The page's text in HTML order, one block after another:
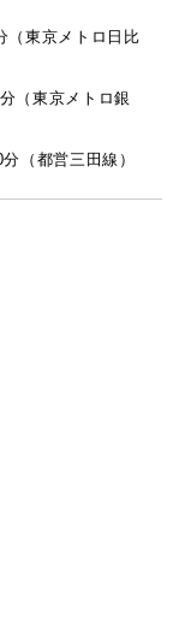
（東京メトロ日比
（東京メトロ銀
（都営三田線）